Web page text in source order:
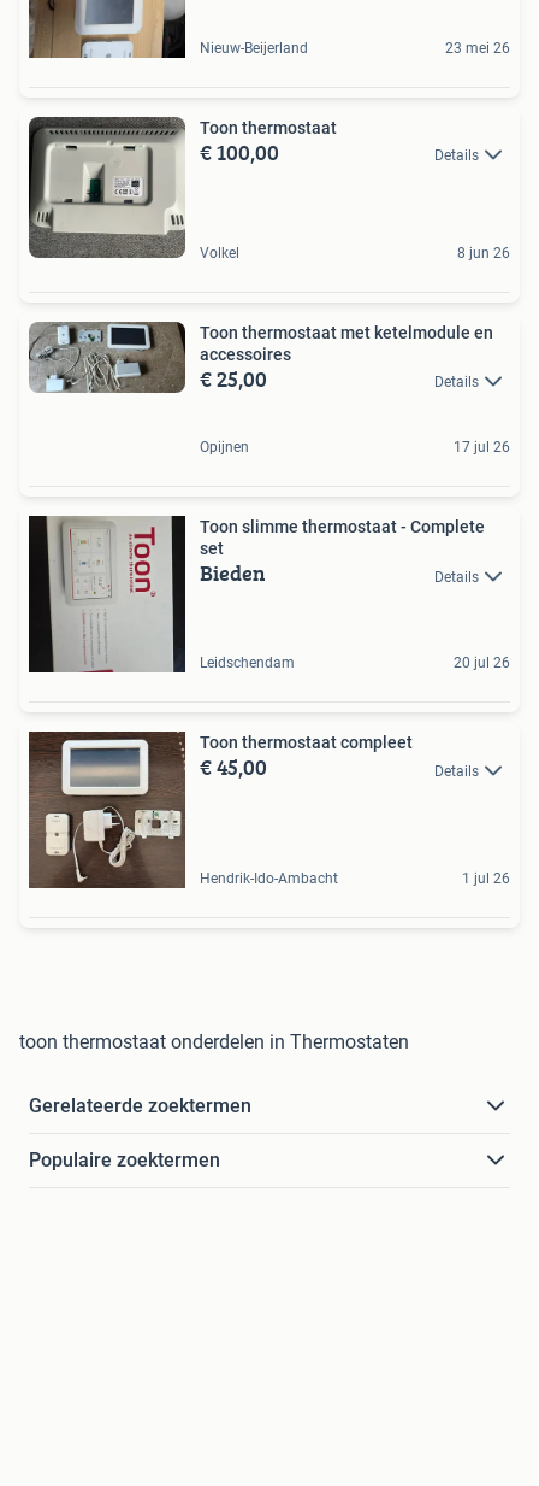
Nieuw-Beijerland 23 mei 26
Toon thermostaat
€ 100,00 Details
Volkel 8 jun 26
Toon thermostaat met ketelmodule en
accessoires
€ 25,00 Details
Opijnen 17 jul 26
Toon slimme thermostaat - Complete
set
Bieden Details
Leidschendam 20 jul 26
Toon thermostaat compleet
€ 45,00 Details
Hendrik-Ido-Ambacht 1 jul 26
toon thermostaat onderdelen in Thermostaten
Gerelateerde zoektermen
Populaire zoektermen